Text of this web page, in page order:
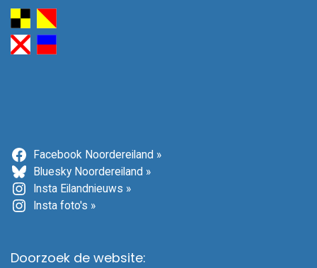
Facebook Noordereiland »
Bluesky Noordereiland »
Insta Eilandnieuws »
Insta foto's »
Doorzoek de website: